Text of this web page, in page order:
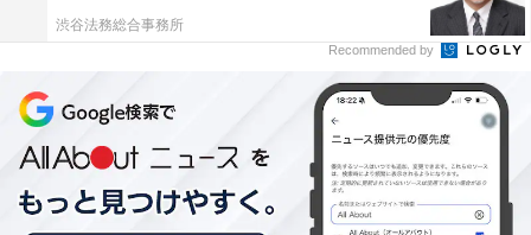
渋谷法務総合事務所
Recommended by